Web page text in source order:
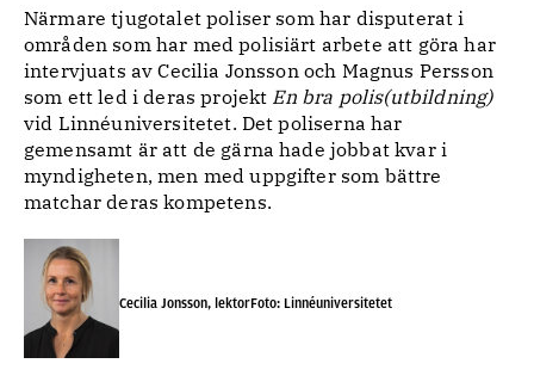
Närmare tjugotalet poliser som har disputerat i
områden som har med polisiärt arbete att göra har
intervjuats av Cecilia Jonsson och Magnus Persson
som ett led i deras projekt En bra polis(utbildning)
vid Linnéuniversitetet. Det poliserna har
gemensamt är att de gärna hade jobbat kvar i
myndigheten, men med uppgifter som bättre
matchar deras kompetens.
Cecilia Jonsson, lektorFoto: Linnéuniversitetet